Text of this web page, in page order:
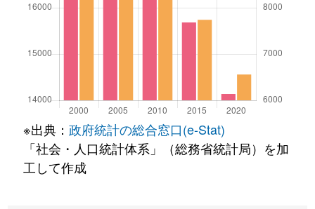
※出典： 政府統計の総合窓口(e-Stat)
「社会・人口統計体系」（総務省統計局）を加
工して作成